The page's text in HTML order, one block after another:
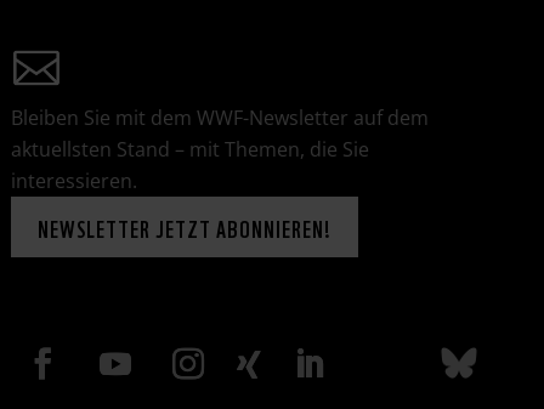
Bleiben Sie mit dem WWF-Newsletter auf dem
aktuellsten Stand – mit Themen, die Sie
interessieren.
NEWSLETTER JETZT ABONNIEREN!